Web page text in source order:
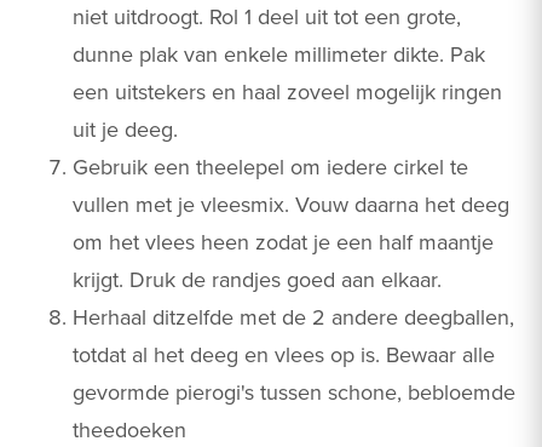
niet uitdroogt. Rol 1 deel uit tot een grote,
dunne plak van enkele millimeter dikte. Pak
een uitstekers en haal zoveel mogelijk ringen
uit je deeg.
Gebruik een theelepel om iedere cirkel te
vullen met je vleesmix. Vouw daarna het deeg
om het vlees heen zodat je een half maantje
krijgt. Druk de randjes goed aan elkaar.
Herhaal ditzelfde met de 2 andere deegballen,
totdat al het deeg en vlees op is. Bewaar alle
gevormde pierogi's tussen schone, bebloemde
theedoeken